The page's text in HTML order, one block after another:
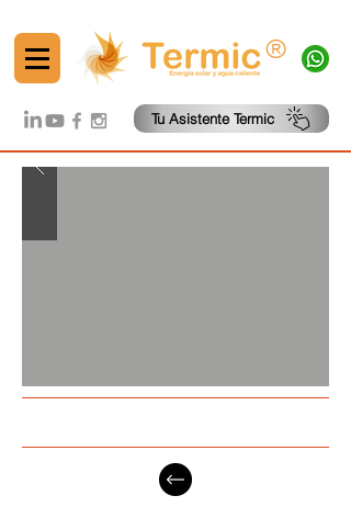
®
Tu Asistente Termic